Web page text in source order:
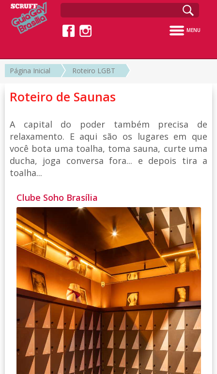
MENU
Página Inicial Roteiro LGBT
Roteiro de Saunas
A capital do poder também precisa de
relaxamento. E aqui são os lugares em que
você bota uma toalha, toma sauna, curte uma
ducha, joga conversa fora... e depois tira a
toalha...
Clube Soho Brasília